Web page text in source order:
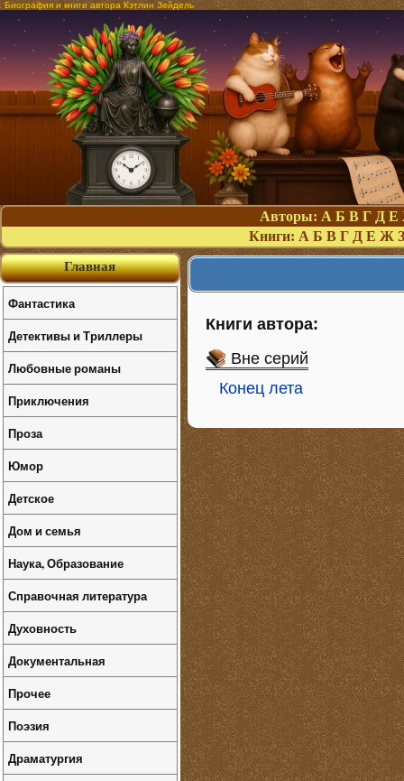
Биография и книги автора Кэтлин Зейдель
Авторы: А Б В Г Д Е
Книги: А Б В Г Д Е Ж З
Книги автора:
Вне серий
Конец лета
Главная
Фантастика
Детективы и Триллеры
Любовные романы
Приключения
Проза
Юмор
Детское
Дом и семья
Наука, Образование
Справочная литература
Духовность
Документальная
Прочее
Поэзия
Драматургия